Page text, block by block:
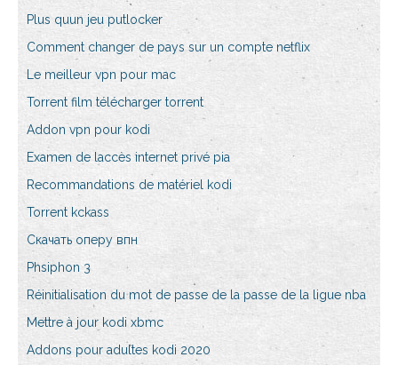
Plus quun jeu putlocker
Comment changer de pays sur un compte netflix
Le meilleur vpn pour mac
Torrent film télécharger torrent
Addon vpn pour kodi
Examen de laccès internet privé pia
Recommandations de matériel kodi
Torrent kckass
Скачать оперу впн
Phsiphon 3
Réinitialisation du mot de passe de la passe de la ligue nba
Mettre à jour kodi xbmc
Addons pour adultes kodi 2020